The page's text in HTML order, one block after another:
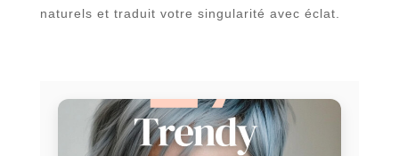
naturels et traduit votre singularité avec éclat.